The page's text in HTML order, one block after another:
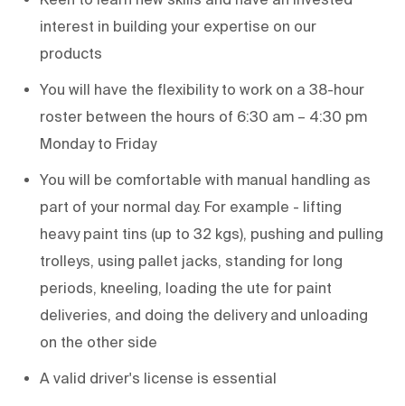
interest in building your expertise on our
products
You will have the flexibility to work on a 38-hour
roster between the hours of 6:30 am – 4:30 pm
Monday to Friday
You will be comfortable with manual handling as
part of your normal day. For example - lifting
heavy paint tins (up to 32 kgs), pushing and pulling
trolleys, using pallet jacks, standing for long
periods, kneeling, loading the ute for paint
deliveries, and doing the delivery and unloading
on the other side
A valid driver's license is essential